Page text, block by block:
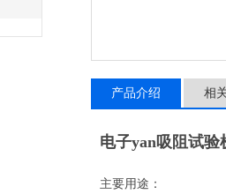
产品介绍 相
电子yan吸阻试验
主要用途：